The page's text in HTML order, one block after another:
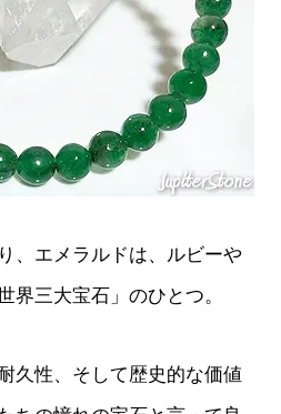
、エメラルドは、ルビーや
界三大宝石」のひとつ。
久性、そして歴史的な価値